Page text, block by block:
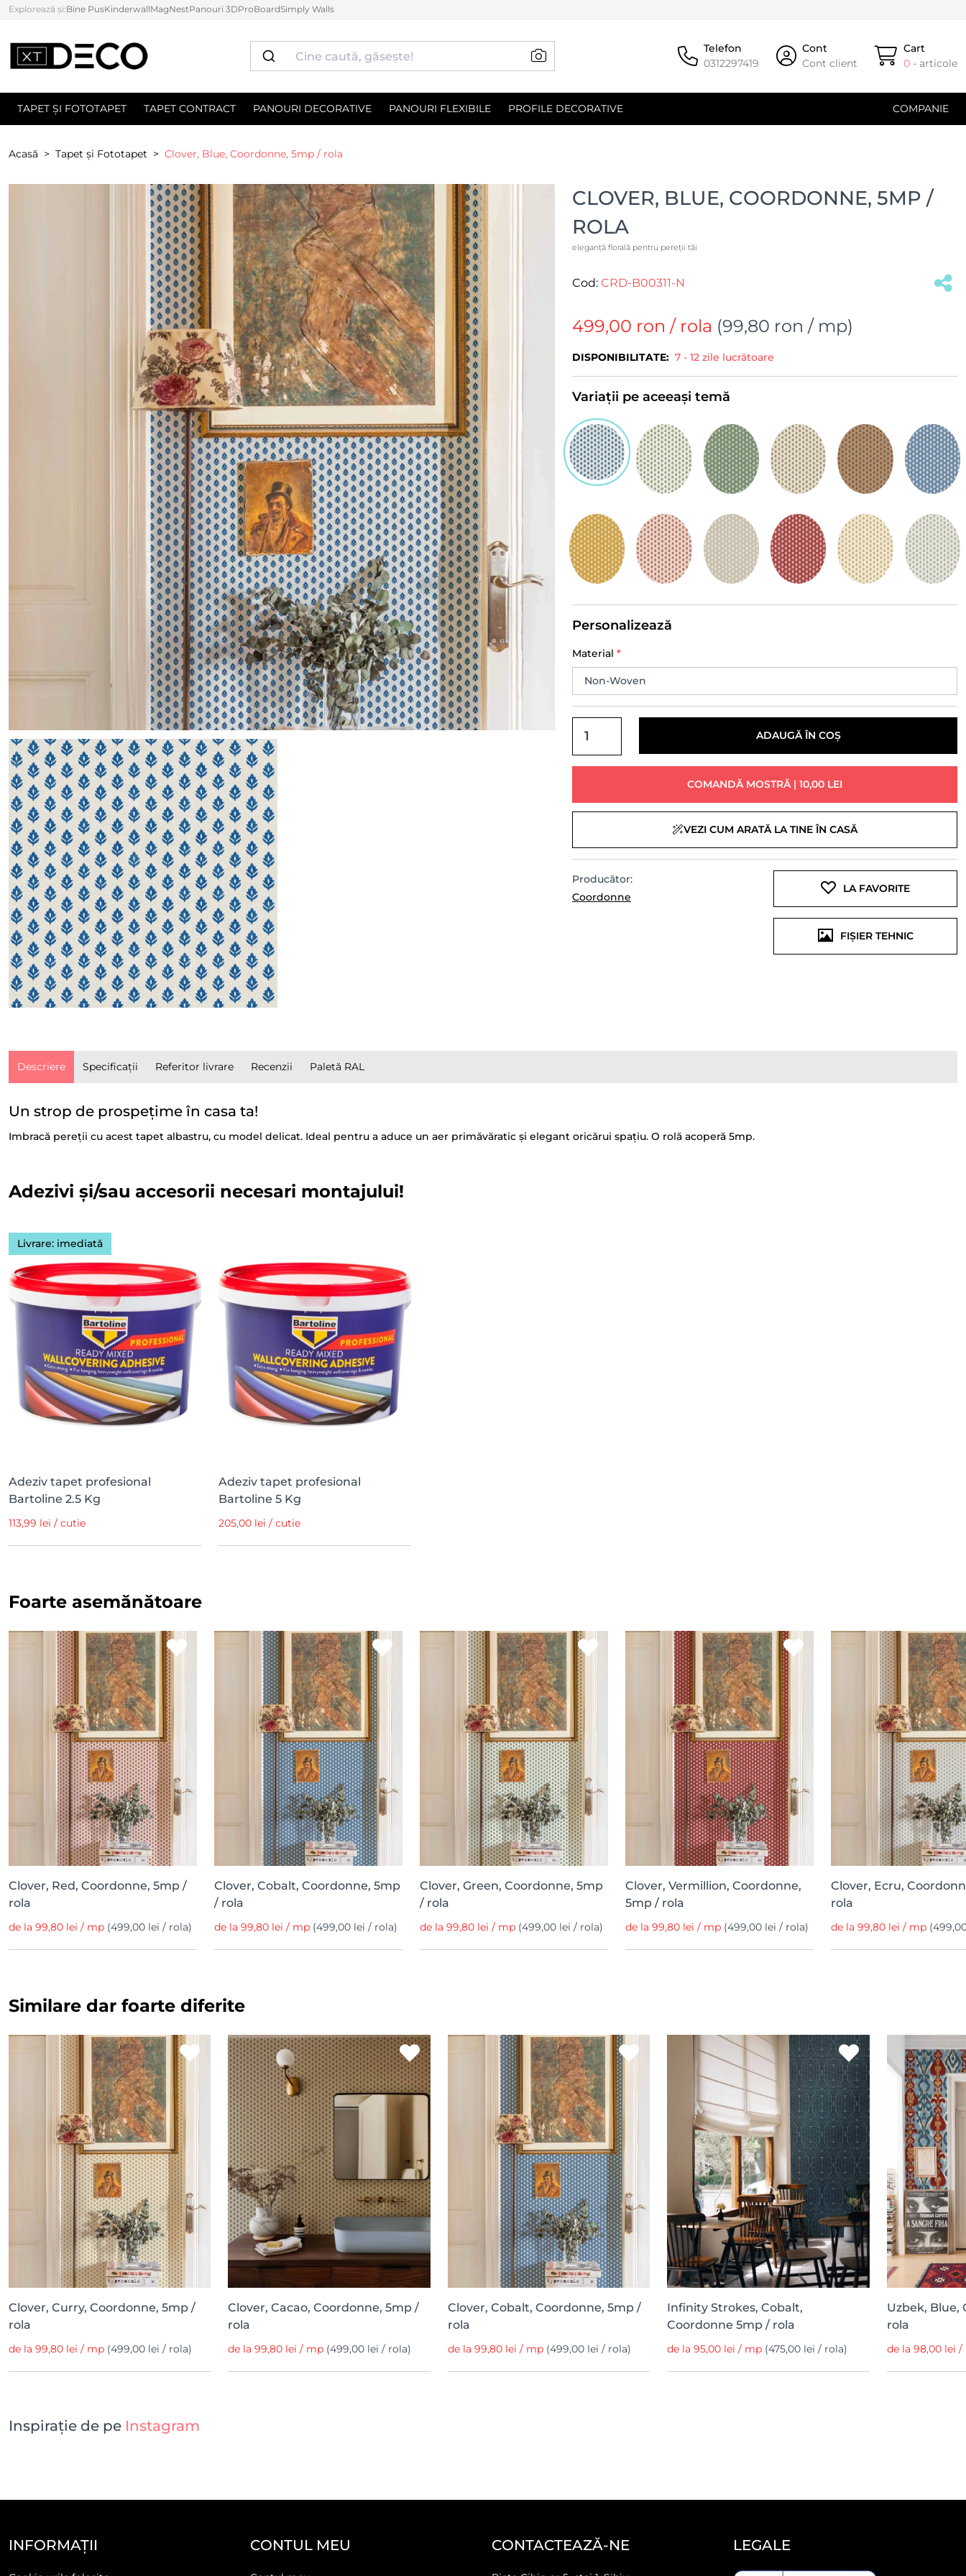
Explorează și:Bine PusKinderwallMagNestPanouri 3DProBoardSimply Walls
Telefon
0312297419
Cont
Cont client
Cart
0 - articole
TAPET ȘI FOTOTAPET TAPET CONTRACT PANOURI DECORATIVE PANOURI FLEXIBILE PROFILE DECORATIVE COMPANIE
Acasă Tapet și Fototapet Clover, Blue, Coordonne, 5mp / rola
CLOVER, BLUE, COORDONNE, 5MP /
ROLA
eleganță florală pentru pereții tăi
Cod: CRD-B00311-N
499,00 ron / rola (99,80 ron / mp)
DISPONIBILITATE: 7 - 12 zile lucrătoare
Variații pe aceeași temă
Personalizează
Material *
ADAUGĂ ÎN COȘ
COMANDĂ MOSTRĂ | 10,00 LEI
VEZI CUM ARATĂ LA TINE ÎN CASĂ
Producător:
Coordonne
LA FAVORITE
FIȘIER TEHNIC
Descriere Specificații Referitor livrare Recenzii Paletă RAL
Un strop de prospețime în casa ta!
Imbracă pereții cu acest tapet albastru, cu model delicat. Ideal pentru a aduce un aer primăvăratic și elegant oricărui spațiu. O rolă acoperă 5mp.
Adezivi și/sau accesorii necesari montajului!
Livrare: imediată
Adeziv tapet profesional
Bartoline 2.5 Kg
113,99 lei / cutie
Adeziv tapet profesional
Bartoline 5 Kg
205,00 lei / cutie
Foarte asemănătoare
Clover, Red, Coordonne, 5mp /
rola
de la 99,80 lei / mp (499,00 lei / rola)
Clover, Cobalt, Coordonne, 5mp
/ rola
de la 99,80 lei / mp (499,00 lei / rola)
Clover, Green, Coordonne, 5mp
/ rola
de la 99,80 lei / mp (499,00 lei / rola)
Clover, Vermillion, Coordonne,
5mp / rola
de la 99,80 lei / mp (499,00 lei / rola)
Clover, Ecru,
rola
de la 99,80 lei / mp
Similare dar foarte diferite
Clover, Curry, Coordonne, 5mp /
rola
de la 99,80 lei / mp (499,00 lei / rola)
Clover, Cacao, Coordonne, 5mp /
rola
de la 99,80 lei / mp (499,00 lei / rola)
Clover, Cobalt, Coordonne, 5mp /
rola
de la 99,80 lei / mp (499,00 lei / rola)
Infinity Strokes, Cobalt,
Coordonne 5mp / rola
de la 95,00 lei / mp (475,00 lei / rola)
Uzbek, Blue,
rola
de la 98,00 lei
Inspirație de pe Instagram
INFORMAȚII CONTUL MEU CONTACTEAZĂ-NE LEGALE